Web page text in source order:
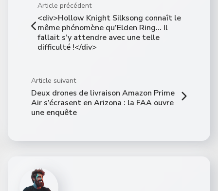
Article précédent
<div>Hollow Knight Silksong connaît le
même phénomène qu’Elden Ring… Il
fallait s’y attendre avec une telle
difficulté !</div>
Article suivant
Deux drones de livraison Amazon Prime
Air s’écrasent en Arizona : la FAA ouvre
une enquête